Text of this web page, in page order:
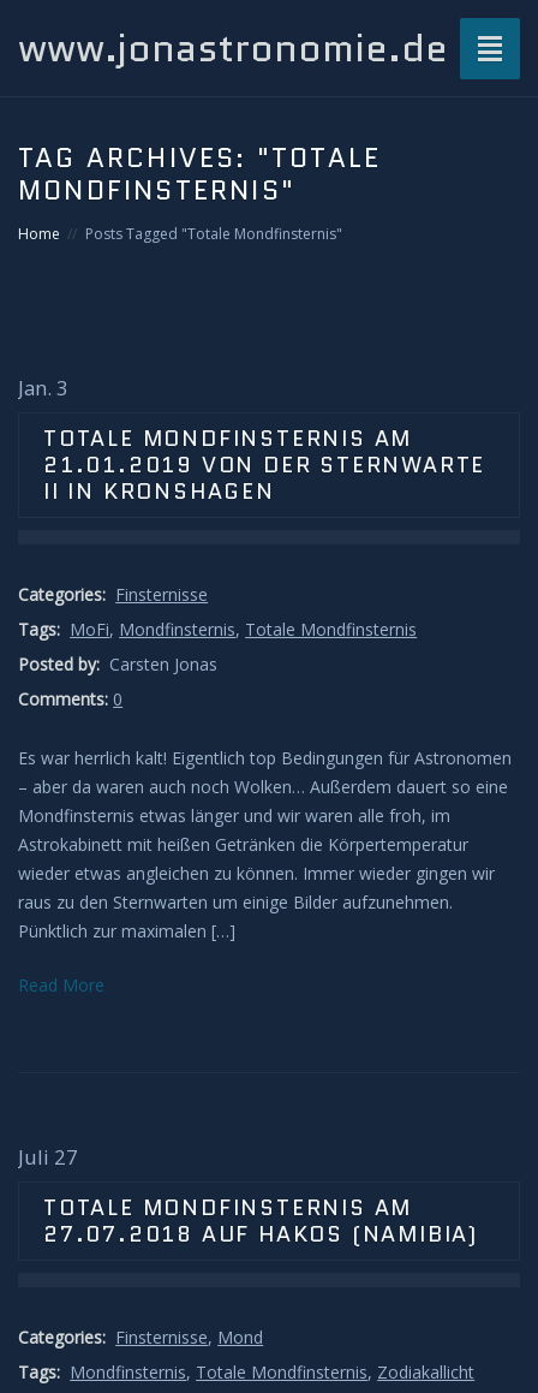
www.jonastronomie.de
Beiträge
Gewitterblitze
Grüner Blitz
Lichtsäulen
Meeresleuchten
Mondhalos
Oppositionseffekt
Polarlicht
Strahlenbüschel
Wolken
Lenticularis
TAG ARCHIVES: "TOTALE
MONDFINSTERNIS"
Home Posts Tagged "Totale Mondfinsternis"
Jan. 3
TOTALE MONDFINSTERNIS AM
21.01.2019 VON DER STERNWARTE
II IN KRONSHAGEN
Categories: Finsternisse
Tags: MoFi, Mondfinsternis, Totale Mondfinsternis
Posted by: Carsten Jonas
Comments: 0
Es war herrlich kalt! Eigentlich top Bedingungen für Astronomen
– aber da waren auch noch Wolken… Außerdem dauert so eine
Mondfinsternis etwas länger und wir waren alle froh, im
Astrokabinett mit heißen Getränken die Körpertemperatur
wieder etwas angleichen zu können. Immer wieder gingen wir
raus zu den Sternwarten um einige Bilder aufzunehmen.
Pünktlich zur maximalen […]
Read More
Juli 27
TOTALE MONDFINSTERNIS AM
27.07.2018 AUF HAKOS (NAMIBIA)
Categories: Finsternisse, Mond
Tags: Mondfinsternis, Totale Mondfinsternis, Zodiakallicht